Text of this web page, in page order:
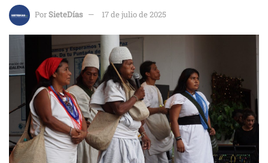
PorSieteDías 17 de julio de 2025